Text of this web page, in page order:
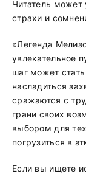
Читатель может
страхи и
«Легенда
увлекательное
шаг может
насладиться
сражаются с
грани своих
выбором для
погрузиться в
Если вы ищете